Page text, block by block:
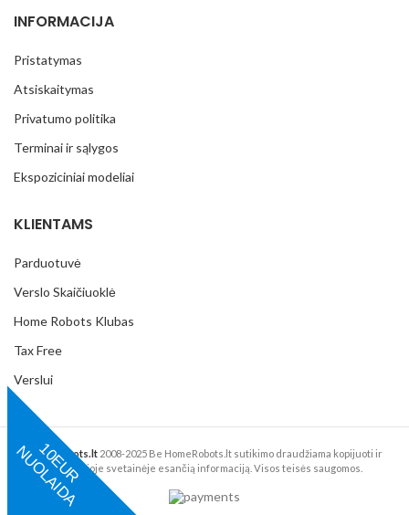
INFORMACIJA
Pristatymas
Atsiskaitymas
Privatumo politika
Terminai ir sąlygos
Ekspoziciniai modeliai
KLIENTAMS
Parduotuvė
Verslo Skaičiuoklė
Home Robots Klubas
Tax Free
Verslui
HomeRobots.lt 2008-2025 Be HomeRobots.lt sutikimo draudžiama kopijuoti ir
platinti šioje svetainėje esančią informaciją. Visos teisės saugomos.
1
0
E
U
R
N
U
O
L
A
I
D
A